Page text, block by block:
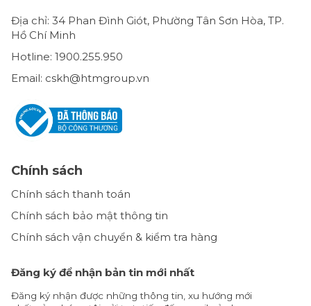
Địa chỉ: 34 Phan Đình Giót, Phường Tân Sơn Hòa, TP.
Hồ Chí Minh
Hotline: 1900.255.950
Email: cskh@htmgroup.vn
Chính sách
Chính sách thanh toán
Chính sách bảo mật thông tin
Chính sách vận chuyển & kiểm tra hàng
Đăng ký để nhận bản tin mới nhất
Đăng ký nhận được những thông tin, xu hướng mới